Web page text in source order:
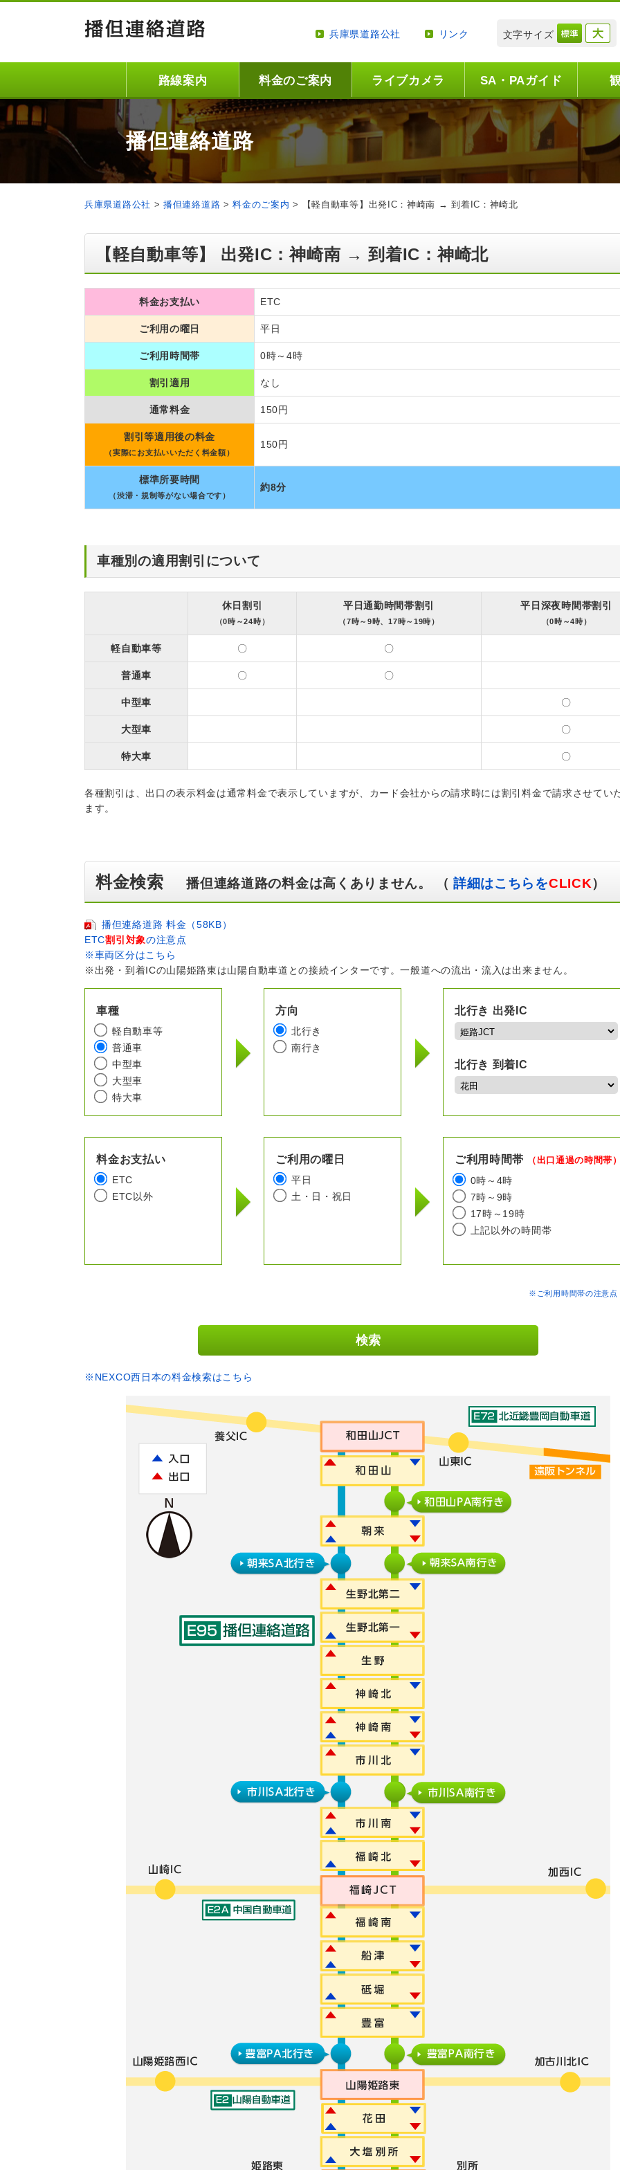
兵庫県道路公社 リンク 文字サイズ
路線案内 料金のご案内 ライブカメラ SA・PAガイド
播但連絡道路
兵庫県道路公社 >播但連絡道路 >料金のご案内 > 【軽自動車等】出発IC：神崎南 → 到着IC：神崎北
【軽自動車等】 出発IC：神崎南 → 到着IC：神崎北
料金お支払い ETC
ご利用の曜日 平日
ご利用時間帯 0時～4時
割引適用 なし
通常料金 150円
割引等適用後の料金
（実際にお支払いいただく料金額）
150円
標準所要時間
（渋滞・規制等がない場合です）
約8分
車種別の適用割引について
休日割引
（0時～24時）
平日通勤時間帯割引
（7時～9時、17時～19時）
平日深夜時間帯割引
（0時～4時）
軽自動車等 〇 〇
普通車 〇 〇
中型車 〇
大型車 〇
特大車 〇
各種割引は、出口の表示料金は通常料金で表示していますが、カード会社からの請求時には割引料金で請求させてい
ます。
料金検索播但連絡道路の料金は高くありません。 （ 詳細はこちらをCLICK）
播但連絡道路 料金（58KB）
ETC割引対象の注意点
※車両区分はこちら
※出発・到着ICの山陽姫路東は山陽自動車道との接続インターです。一般道への流出・流入は出来ません。
車種
軽自動車等
普通車
中型車
大型車
特大車
方向
北行き
南行き
北行き 出発IC
北行き 到着IC
料金お支払い
ETC
ETC以外
ご利用の曜日
平日
土・日・祝日
ご利用時間帯 （出口通過の時間帯
0時～4時
7時～9時
17時～19時
上記以外の時間帯
※ご利用時間帯の注意
※NEXCO西日本の料金検索はこちら